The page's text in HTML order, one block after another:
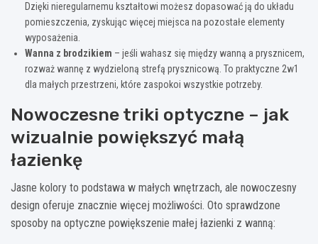
Dzięki nieregularnemu kształtowi możesz dopasować ją do układu
pomieszczenia, zyskując więcej miejsca na pozostałe elementy
wyposażenia.
Wanna z brodzikiem – jeśli wahasz się między wanną a prysznicem,
rozważ wannę z wydzieloną strefą prysznicową. To praktyczne 2w1
dla małych przestrzeni, które zaspokoi wszystkie potrzeby.
Nowoczesne triki optyczne – jak
wizualnie powiększyć małą
łazienkę
Jasne kolory to podstawa w małych wnętrzach, ale nowoczesny
design oferuje znacznie więcej możliwości. Oto sprawdzone
sposoby na optyczne powiększenie małej łazienki z wanną: